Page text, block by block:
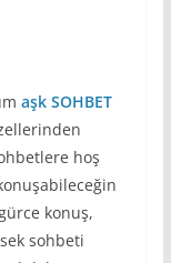
aşk SOHBET
hoş
konuş,
sohbeti